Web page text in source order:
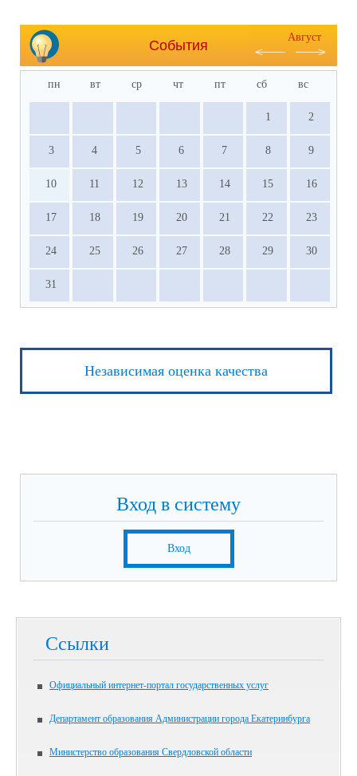
События
Август
пн вт ср чт пт сб вс
1 2
3 4 5 6 7 8 9
10 11 12 13 14 15 16
17 18 19 20 21 22 23
24 25 26 27 28 29 30
31
Независимая оценка качества
Вход в систему
Вход
Ссылки
Официальный интернет-портал государственных услуг
Департамент образования Администрации города Екатеринбурга
Министерство образования Свердловской области